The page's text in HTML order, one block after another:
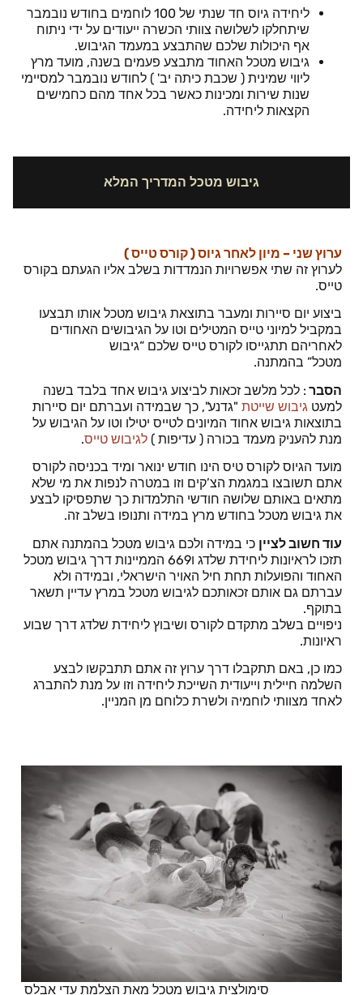
ליחידה גיוס חד שנתי של 100 לוחמים בחודש נובמבר
שיתחלקו לשלושה צוותי הכשרה ייעודים על ידי ניתוח
אף היכולות שלכם שהתבצע במעמד הגיבוש.
גיבוש מטכל האחוד מתבצע פעמים בשנה, מועד מרץ
ליווי שמינית ( שכבת כיתה יב' ) לחודש נובמבר למסיימי
שנות שירות ומכינות כאשר בכל אחד מהם כחמישים
הקצאות ליחידה.
גיבוש מטכל המדריך המלא
ערוץשני – מיון לאחר גיוס (קורס טייס)
לערוץ זה שתי אפשרויות הנמדדות בשלב אליו הגעתם בקורס
טייס.
ביצוע יום סיירות ומעבר בתוצאת גיבוש מטכל אותו תבצעו
במקביל למיוני טייס המטילים וטו על הגיבושים האחודים
לאחריהם תתגייסו לקורס טייס שלכם “גיבוש
מטכל” בהמתנה.
הסבר : לכל מלשב זכאות לביצוע גיבוש אחד בלבד בשנה
למעט גיבוש שייטת "גדנע", כך שבמידה ועברתם יום סיירות
בתוצאות גיבוש אחוד המיונים לטייס יטילו וטו על הגיבוש על
מנת להעניק מעמד בכורה ( עדיפות ) לגיבוש טייס.
מועד הגיוס לקורס טיס הינו חודש ינואר ומיד בכניסה לקורס
אתם תשובצו במגמת הצ’קים וזו במטרה לנפות את מי שלא
מתאים באותם שלושה חודשי התלמדות כך שתפסיקו לבצע
את גיבוש מטכל בחודש מרץ במידה ותנופו בשלב זה.
עוד חשוב לציין כי במידה ולכם גיבוש מטכל בהמתנה אתם
תזכו לראיונות ליחידת שלדג ו669 הממיינות דרך גיבוש מטכל
האחוד והפועלות תחת חיל האויר הישראלי, ובמידה ולא
עברתם גם אותם זכאותכם לגיבוש מטכל במרץ עדיין תשאר
בתוקף.
ניפויים בשלב מתקדם לקורס ושיבוץ ליחידת שלדג דרך שבוע
ראיונות.
כמו כן, באם תתקבלו דרך ערוץ זה אתם תתבקשו לבצע
השלמה חיילית וייעודית השייכת ליחידה וזו על מנת להתברג
לאחד מצוותי לוחמיה ולשרת כלוחם מן המניין.
סימולצית גיבוש מטכל מאת הצלמת עדי אבלס